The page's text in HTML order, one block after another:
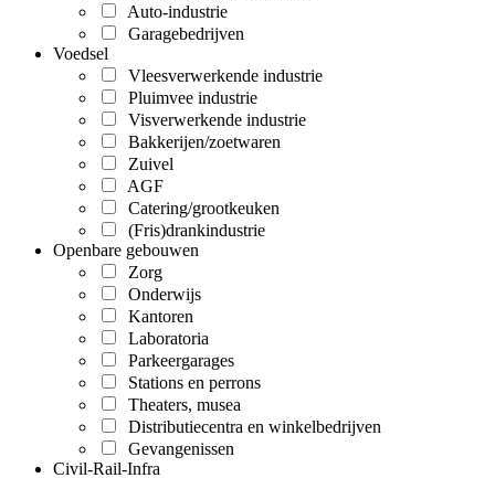
Auto-industrie
Garagebedrijven
Voedsel
Vleesverwerkende industrie
Pluimvee industrie
Visverwerkende industrie
Bakkerijen/zoetwaren
Zuivel
AGF
Catering/grootkeuken
(Fris)drankindustrie
Openbare gebouwen
Zorg
Onderwijs
Kantoren
Laboratoria
Parkeergarages
Stations en perrons
Theaters, musea
Distributiecentra en winkelbedrijven
Gevangenissen
Civil-Rail-Infra